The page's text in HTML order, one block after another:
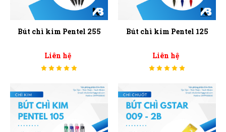
Bút chì kim Pentel 255
Liên hệ
Bút chì kim Pentel 125
Liên hệ